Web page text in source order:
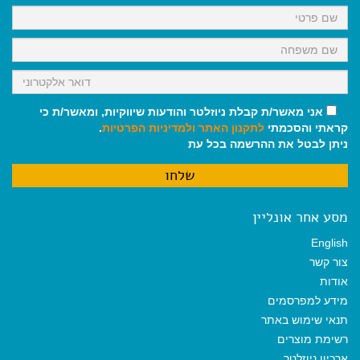
k
p
m
אני מאשר/ת קבלת ניוזלטר והודעות שיווקיות, ומאשר/ת כי
קראתי והסכמתי לתקנון האתר ולמדיניות הפרטיות.
ניתן לבטל את ההרשמה בכל עת
מסע אחר אונליין
English
צור קשר
אודות
מידע למפרסמים
תנאי שימוש באתר
רשימת מוצרים